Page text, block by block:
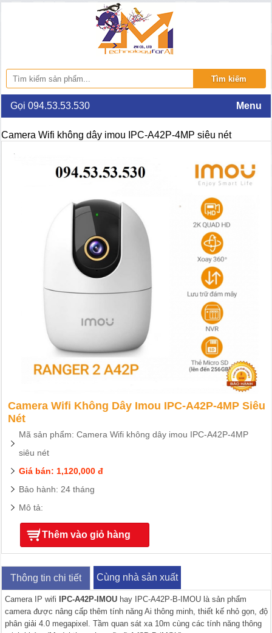
Gọi 094.53.53.530 Menu
Camera Wifi không dây imou IPC-A42P-4MP siêu nét
Camera Wifi Không Dây Imou IPC-A42P-4MP Siêu
Nét
Mã sản phẩm: Camera Wifi không dây imou IPC-A42P-4MP
siêu nét
Giá bán: 1,120,000 đ
Bảo hành: 24 tháng
Mô tả:
Thêm vào giỏ hàng
Thông tin chi tiết Cùng nhà sản xuất
Camera IP wifi IPC-A42P-IMOU hay IPC-A42P-B-IMOU là sản phẩm
camera được nâng cấp thêm tính năng Ai thông minh, thiết kế nhỏ gọn, độ
phân giải 4.0 megapixel. Tầm quan sát xa 10m cùng các tính năng thông